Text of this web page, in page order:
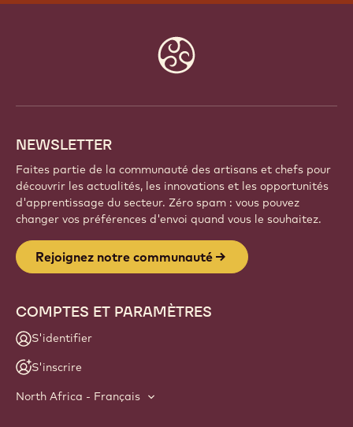
NEWSLETTER
Faites partie de la communauté des artisans et chefs pour
découvrir les actualités, les innovations et les opportunités
d'apprentissage du secteur. Zéro spam : vous pouvez
changer vos préférences d'envoi quand vous le souhaitez.
Rejoignez notre communauté
COMPTES ET PARAMÈTRES
S'identifier
S'inscrire
North Africa - Français